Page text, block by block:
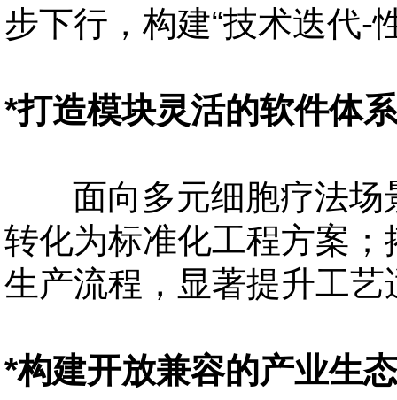
步下行，构建“技术迭代-
*打造模块灵活的软件体系
面向多元细胞疗法场
转化为标准化工程方案
生产流程，显著提升工
*构建开放兼容的产业生态